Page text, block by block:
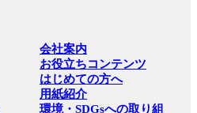
会社案内
お役立ちコンテンツ
はじめての方へ
用紙紹介
環境・SDGsへの取り組